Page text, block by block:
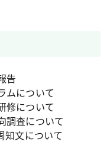
告
ムについて
修について
調査について
知文について